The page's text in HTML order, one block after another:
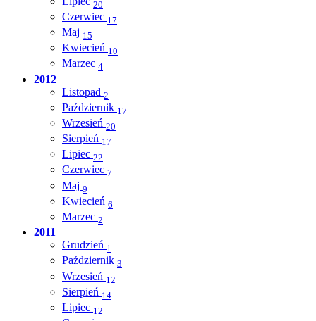
20
Czerwiec 17
Maj 15
Kwiecień 10
Marzec 4
2012
Listopad 2
Październik 17
Wrzesień 20
Sierpień 17
Lipiec 22
Czerwiec 7
Maj 9
Kwiecień 6
Marzec 2
2011
Grudzień 1
Październik 3
Wrzesień 12
Sierpień 14
Lipiec 12